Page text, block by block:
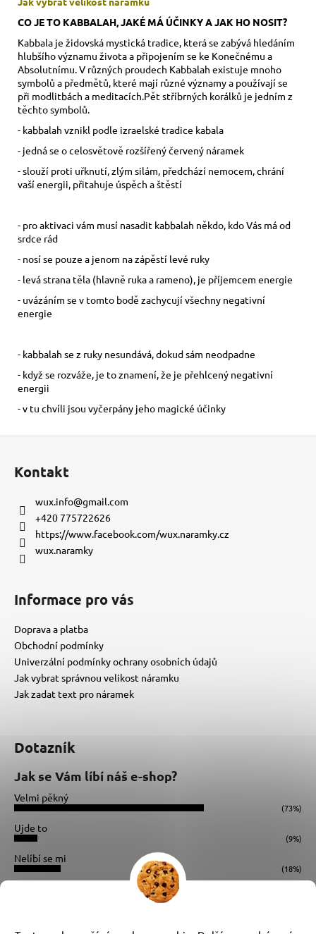
CO JE TO KABBALAH, JAKÉ MÁ ÚČINKY A JAK HO NOSIT?
Kabbala je židovská mystická tradice, která se zabývá hledáním
hlubšího významu života a připojením se ke Konečnému a
Absolutnímu. V různých proudech Kabbalah existuje mnoho
symbolů a předmětů, které mají různé významy a používají se
při modlitbách a meditacích.Pět stříbrných korálků je jedním z
těchto symbolů.
- kabbalah vznikl podle izraelské tradice kabala
- jedná se o celosvětově rozšířený červený náramek
- slouží proti uřknutí, zlým silám, předchází nemocem, chrání
vaší energii, přitahuje úspěch a štěstí
- pro aktivaci vám musí nasadit kabbalah někdo, kdo Vás má od
srdce rád
- nosí se pouze a jenom na zápěstí levé ruky
- levá strana těla (hlavně ruka a rameno), je příjemcem energie
- uvázáním se v tomto bodě zachycují všechny negativní
energie
- kabbalah se z ruky nesundává, dokud sám neodpadne
- když se rozváže, je to znamení, že je přehlcený negativní
energii
- v tu chvíli jsou vyčerpány jeho magické účinky
Kontakt
wux.info@gmail.com
+420 775722626
https://www.facebook.com/wux.naramky.cz
wux.naramky
Informace pro vás
Doprava a platba
Obchodní podmínky
Univerzální podmínky ochrany osobních údajů
Jak vybrat správnou velikost náramku
Jak zadat text pro náramek
Dotazník
Jak se Vám líbí náš e-shop?
Velmi pěkný
(73%)
Ujde to
(9%)
Nelíbí se mi
(18%)
Instagram